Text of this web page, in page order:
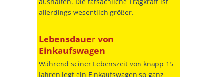
allerdings wesentlich größer.
Lebensdauer von
Einkaufswagen
Während seiner Lebenszeit von knapp 15
Jahren legt ein Einkaufswagen so ganz